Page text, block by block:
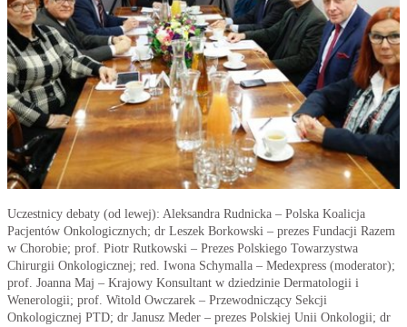
Uczestnicy debaty (od lewej): Aleksandra Rudnicka – Polska Koalicja
Pacjentów Onkologicznych; dr Leszek Borkowski – prezes Fundacji Razem
w Chorobie; prof. Piotr Rutkowski – Prezes Polskiego Towarzystwa
Chirurgii Onkologicznej; red. Iwona Schymalla – Medexpress (moderator);
prof. Joanna Maj – Krajowy Konsultant w dziedzinie Dermatologii i
Wenerologii; prof. Witold Owczarek – Przewodniczący Sekcji
Onkologicznej PTD; dr Janusz Meder – prezes Polskiej Unii Onkologii; dr